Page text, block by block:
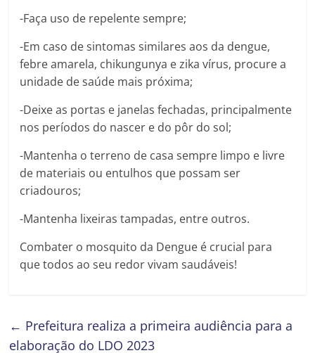
-Faça uso de repelente sempre;
-Em caso de sintomas similares aos da dengue,
febre amarela, chikungunya e zika vírus, procure a
unidade de saúde mais próxima;
-Deixe as portas e janelas fechadas, principalmente
nos períodos do nascer e do pôr do sol;
-Mantenha o terreno de casa sempre limpo e livre
de materiais ou entulhos que possam ser
criadouros;
-Mantenha lixeiras tampadas, entre outros.
Combater o mosquito da Dengue é crucial para
que todos ao seu redor vivam saudáveis!
← Prefeitura realiza a primeira audiência para a
elaboração do LDO 2023